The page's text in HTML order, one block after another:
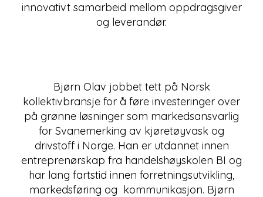
innovativt samarbeid mellom oppdragsgiver
og leverandør.
Bjørn Olav jobbet tett på Norsk
kollektivbransje for å føre investeringer over
på grønne løsninger som markedsansvarlig
for Svanemerking av kjøretøyvask og
drivstoff i Norge. Han er utdannet innen
entreprenørskap fra handelshøyskolen BI og
har lang fartstid innen forretningsutvikling,
markedsføring og kommunikasjon. Bjørn